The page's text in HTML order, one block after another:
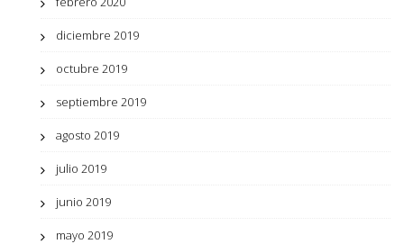
diciembre 2019
octubre 2019
septiembre 2019
agosto 2019
julio 2019
junio 2019
mayo 2019